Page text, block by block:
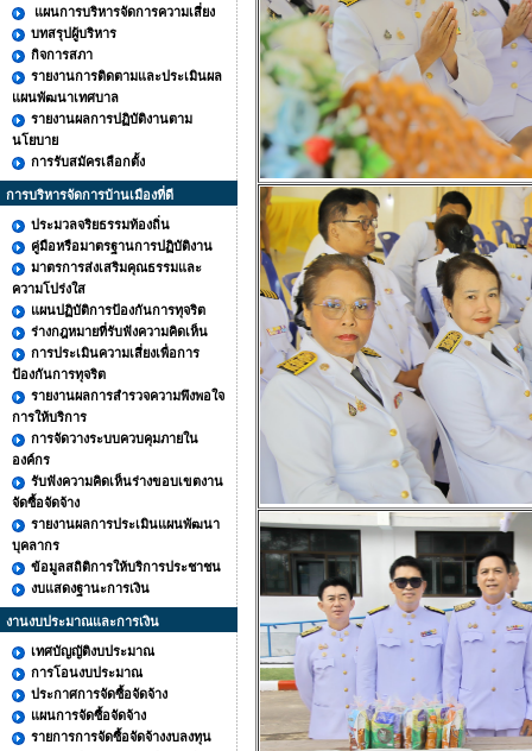
แผนการบริหารจัดการความเสี่ยง
บทสรุปผู้บริหาร
กิจการสภา
รายงานการติดตามและประเมินผล
แผนพัฒนาเทศบาล
รายงานผลการปฏิบัติงานตาม
นโยบาย
การรับสมัครเลือกตั้ง
การบริหารจัดการบ้านเมืองที่ดี
ประมวลจริยธรรมท้องถิ่น
คู่มือหรือมาตรฐานการปฏิบัติงาน
มาตรการส่งเสริมคุณธรรมและ
ความโปร่งใส
แผนปฏิบัติการป้องกันการทุจริต
ร่างกฎหมายที่รับฟังความคิดเห็น
การประเมินความเสี่ยงเพื่อการ
ป้องกันการทุจริต
รายงานผลการสำรวจความพึงพอใจ
การให้บริการ
การจัดวางระบบควบคุมภายใน
องค์กร
รับฟังความคิดเห็นร่างขอบเขตงาน
จัดซื้อจัดจ้าง
รายงานผลการประเมินแผนพัฒนา
บุคลากร
ข้อมูลสถิติการให้บริการประชาชน
งบแสดงฐานะการเงิน
งานงบประมาณและการเงิน
เทศบัญญัติงบประมาณ
การโอนงบประมาณ
ประกาศการจัดซื้อจัดจ้าง
แผนการจัดซื้อจัดจ้าง
รายการการจัดซื้อจัดจ้างงบลงทุน